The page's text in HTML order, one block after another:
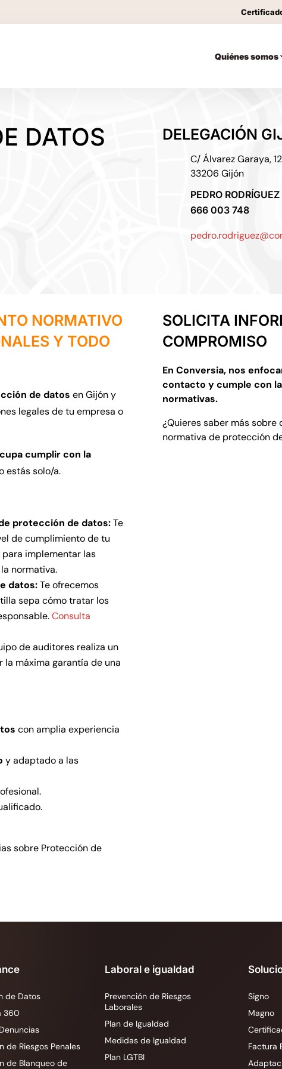
Quiénes somos
DATOS
DELEGACIÓN
C/ Álvarez Garaya,
33206 Gijón
PEDRO RODRÍGUEZ
666 003 748
NORMATIVO
Y TODO
de datos en Gijón y
legales de tu empresa o
cumplir con la
estás solo/a.
protección de datos:Te
de cumplimiento de tu
implementar las
normativa.
datos:Te ofrecemos
sepa cómo tratar los
Consulta
de auditores realiza un
máxima garantía de una
con amplia experiencia
y adaptado a las
sobre Protección de
SOLICITA
COMPROMISO
En Conversia, nos
contacto y cumple con
normativas.
¿Quieres saber más
normativa de protección
de Datos
360
de Riesgos Penales
de Blanqueo de
Laboral e igualdad
Prevención de Riesgos
Laborales
Plan de Igualdad
Medidas de Igualdad
Plan LGTBI
Signo
Magno
Factura